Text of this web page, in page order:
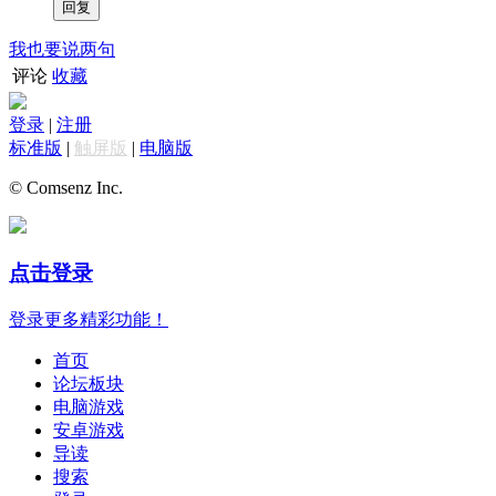
我也要说两句
评论 收藏
登录 | 注册
标准版 | 触屏版 | 电脑版
© Comsenz Inc.
点击登录
登录更多精彩功能！
首页
论坛板块
电脑游戏
安卓游戏
导读
搜索